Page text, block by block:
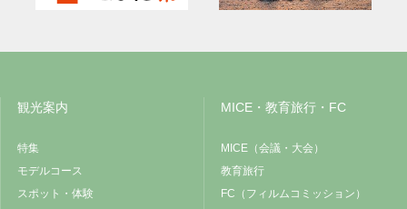
観光案内
特集
モデルコース
スポット・体験
MICE・教育旅行・FC
MICE（会議・大会）
教育旅行
FC（フィルムコミッション）